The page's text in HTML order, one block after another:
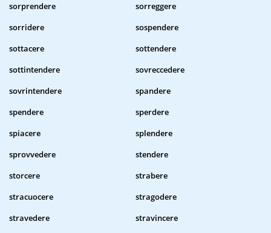
sorprendere
sorreggere
sorridere
sospendere
sottacere
sottendere
sottintendere
sovreccedere
sovrintendere
spandere
spendere
sperdere
spiacere
splendere
sprovvedere
stendere
storcere
strabere
stracuocere
stragodere
stravedere
stravincere